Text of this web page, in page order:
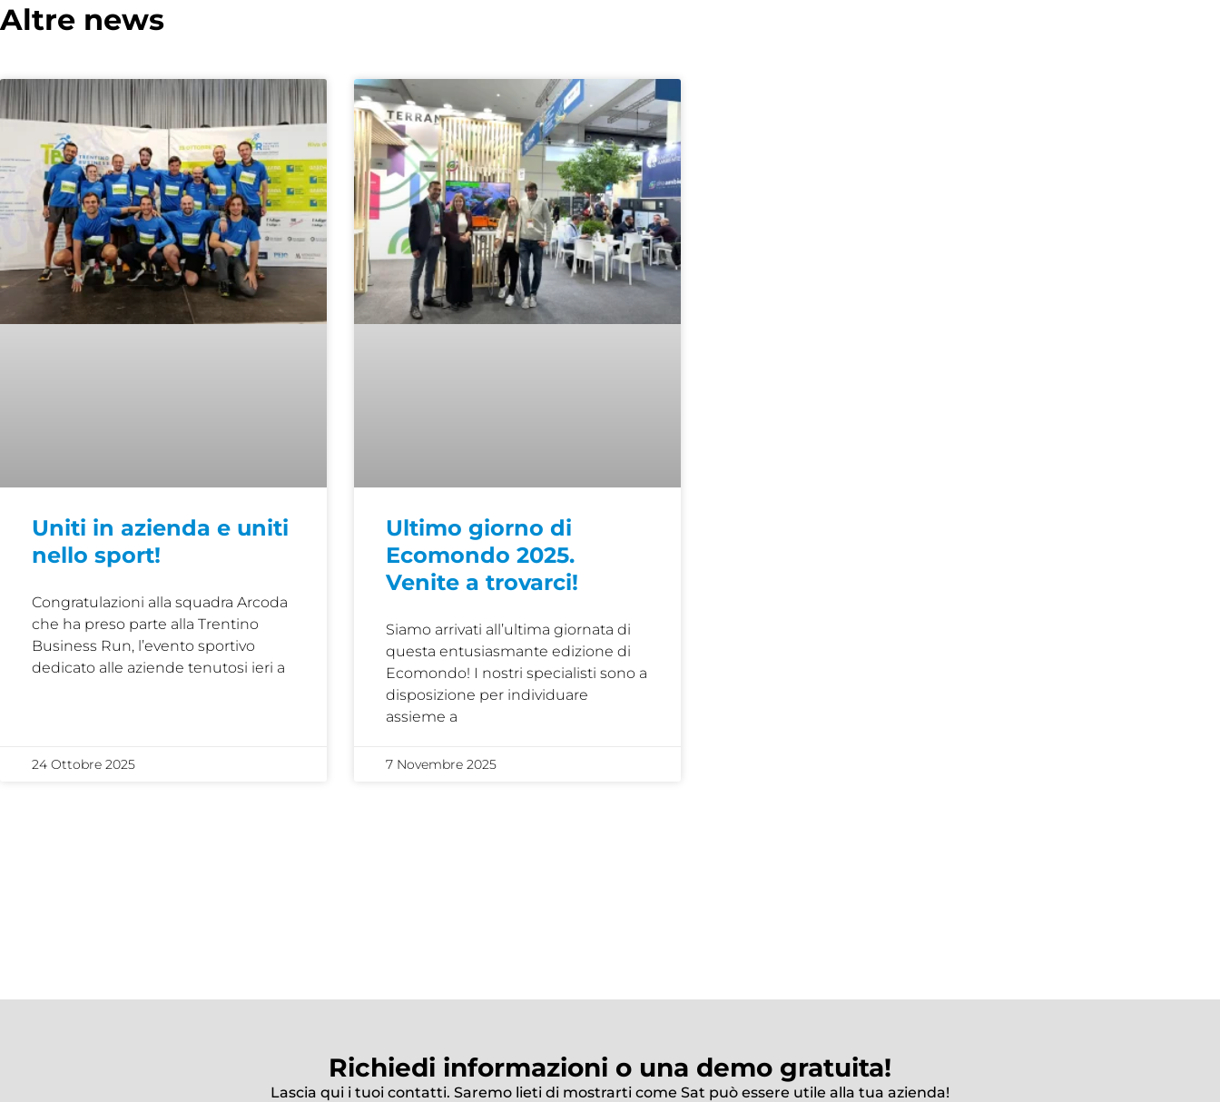
Altre news
Uniti in azienda e uniti
nello sport!
Congratulazioni alla squadra Arcoda
che ha preso parte alla Trentino
Business Run, l’evento sportivo
dedicato alle aziende tenutosi ieri a
24 Ottobre 2025
Ultimo giorno di
Ecomondo 2025.
Venite a trovarci!
Siamo arrivati all’ultima giornata di
questa entusiasmante edizione di
Ecomondo! I nostri specialisti sono a
disposizione per individuare
assieme a
7 Novembre 2025
Richiedi informazioni o una demo gratuita!
Lascia qui i tuoi contatti. Saremo lieti di mostrarti come Sat può essere utile alla tua azienda!